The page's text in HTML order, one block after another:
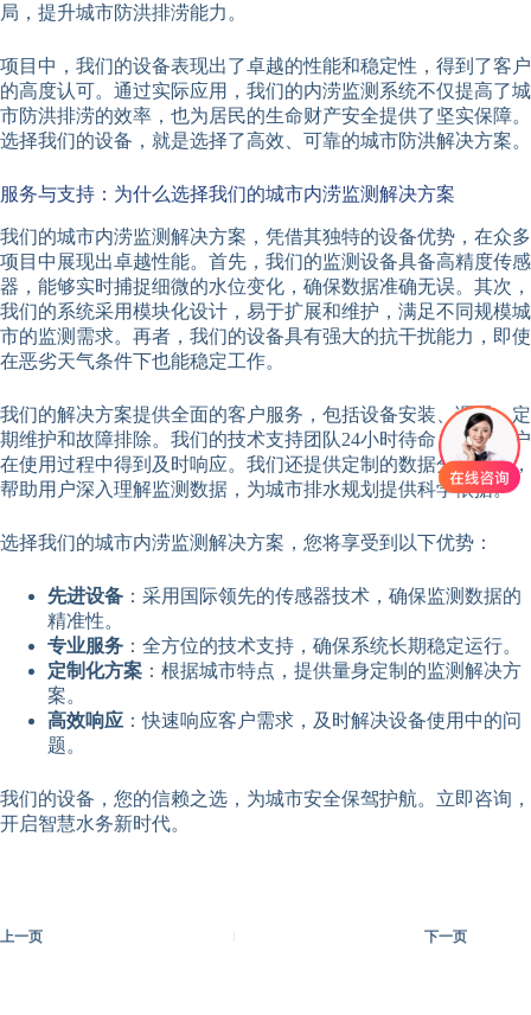
局，提升城市防洪排涝能力。
项目中，我们的设备表现出了卓越的性能和稳定性，得到了客户
的高度认可。通过实际应用，我们的内涝监测系统不仅提高了城
市防洪排涝的效率，也为居民的生命财产安全提供了坚实保障。
选择我们的设备，就是选择了高效、可靠的城市防洪解决方案。
服务与支持：为什么选择我们的城市内涝监测解决方案
我们的城市内涝监测解决方案，凭借其独特的设备优势，在众多
项目中展现出卓越性能。首先，我们的监测设备具备高精度传感
器，能够实时捕捉细微的水位变化，确保数据准确无误。其次，
我们的系统采用模块化设计，易于扩展和维护，满足不同规模城
市的监测需求。再者，我们的设备具有强大的抗干扰能力，即使
在恶劣天气条件下也能稳定工作。
我们的解决方案提供全面的客户服务，包括设备安装、调试、定
期维护和故障排除。我们的技术支持团队24小时待命，确保用户
在使用过程中得到及时响应。我们还提供定制的数据分析报告，
帮助用户深入理解监测数据，为城市排水规划提供科学依据。
选择我们的城市内涝监测解决方案，您将享受到以下优势：
先进设备 ：采用国际领先的传感器技术，确保监测数据的
精准性。
专业服务 ：全方位的技术支持，确保系统长期稳定运行。
定制化方案 ：根据城市特点，提供量身定制的监测解决方
案。
高效响应 ：快速响应客户需求，及时解决设备使用中的问
题。
我们的设备，您的信赖之选，为城市安全保驾护航。立即咨询，
开启智慧水务新时代。
上一页 下一页